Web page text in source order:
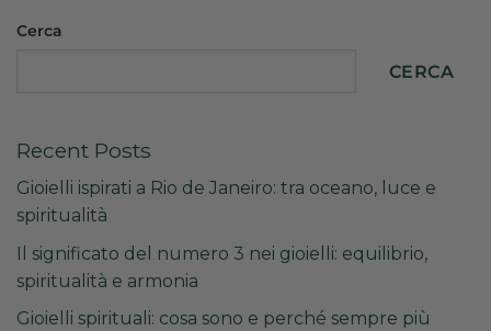
Cerca
CERCA
Recent Posts
Gioielli ispirati a Rio de Janeiro: tra oceano, luce e
spiritualità
Il significato del numero 3 nei gioielli: equilibrio,
spiritualità e armonia
Gioielli spirituali: cosa sono e perché sempre più